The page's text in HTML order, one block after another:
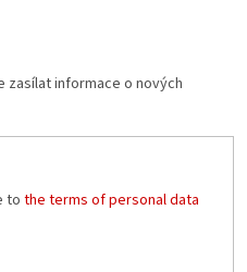
zasílat informace o nových
to the terms of personal data